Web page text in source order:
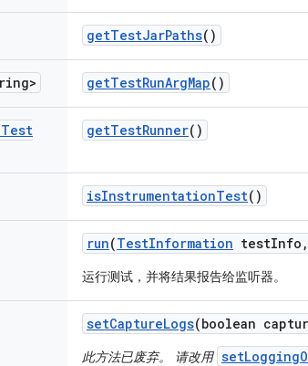
getTestJarPaths()
getTestRunArgMap()
Test
getTestRunner()
isInstrumentationTest()
run(TestInformation testInfo ,
运行测试，并将结果报告给监听器。
setCaptureLogs(boolean
此方法已废弃。 请改用